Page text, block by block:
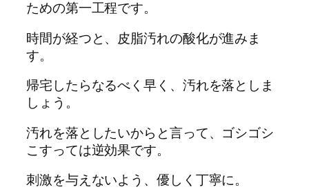
ための第一工程です。
時間が経つと、皮脂汚れの酸化が進みま
す。
帰宅したらなるべく早く、汚れを落としま
しょう。
汚れを落としたいからと言って、ゴシゴシ
こすっては逆効果です。
刺激を与えないよう、優しく丁寧に。